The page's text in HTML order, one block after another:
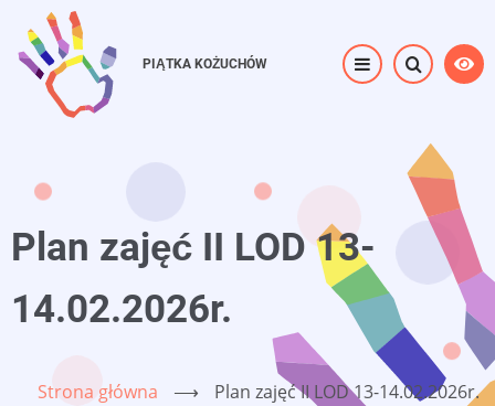
Przejdź
treści
PIĄTKA KOŻUCHÓW
Plan zajęć II LOD 13-
14.02.2026r.
Strona główna ⟶ Plan zajęć II LOD 13-14.02.2026r.